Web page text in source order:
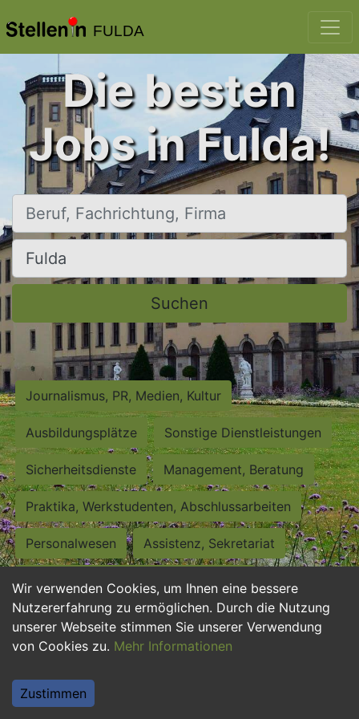
FULDA
Wir verwenden Cookies, um Ihnen eine bessere
Nutzererfahrung zu ermöglichen. Durch die Nutzung
unserer Webseite stimmen Sie unserer Verwendung
von Cookies zu. Mehr Informationen
Zustimmen
Die besten
Jobs in Fulda!
Beruf, Fachrichtung, Firma
Ort, Stadt
Suchen
Journalismus, PR, Medien, Kultur
Ausbildungsplätze Sonstige Dienstleistungen
Sicherheitsdienste Management, Beratung
Praktika, Werkstudenten, Abschlussarbeiten
Personalwesen Assistenz, Sekretariat
Hilfskräfte, Aushilfs- und Nebenjobs
Einkauf, Logistik, Materialwirtschaft
Weiterbildung, Studium, duale Ausbildung
Tourismus